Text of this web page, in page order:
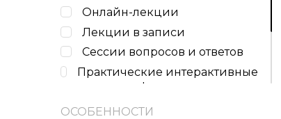
Онлайн-лекции
Лекции в записи
Сессии вопросов и ответов
Практические интерактивные
задания в формате тренажеров
Работа над проектами
ОСОБЕННОСТИ